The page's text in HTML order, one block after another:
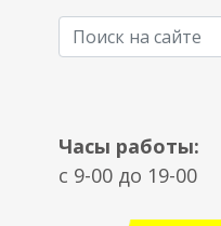
Часы работы:
c 9-00 до 19-00